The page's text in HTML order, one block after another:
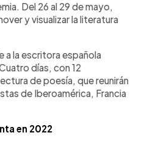
Del 26 al 29 de mayo,
y visualizar la literatura
a la escritora española
días, con 12
de poesía, que reunirán
de Iberoamérica, Francia
en 2022